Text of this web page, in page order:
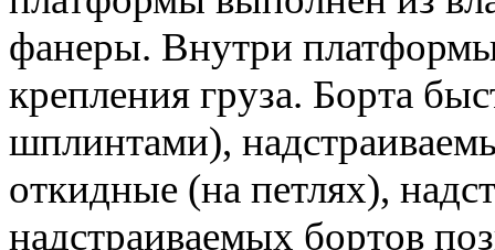
фанеры. Внутри
крепления груза. Борта
шплинтами),
откидные (на петлях),
надстраиваемых бортов